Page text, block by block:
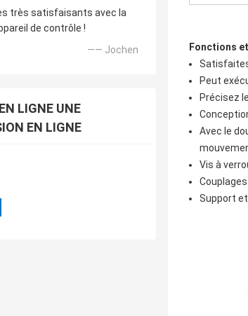
très satisfaisants avec la
de contrôle !
—— Jochen
LIGNE UNE
EN LIGNE
Fonctions
Peut
Précisez
Avec le
Vis à
Support